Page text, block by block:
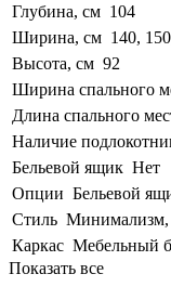
Глубина, см 104
Ширина, см 140,
Высота, см 92
Ширина спального
Длина спального
Наличие
Бельевой ящик Нет
Опции Бельевой
Стиль
Каркас Мебельный
Показать все